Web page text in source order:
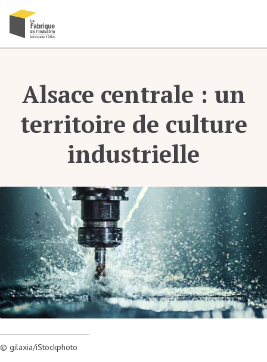
Alsace centrale : un
territoire de culture
industrielle
© gilaxia/iStockphoto